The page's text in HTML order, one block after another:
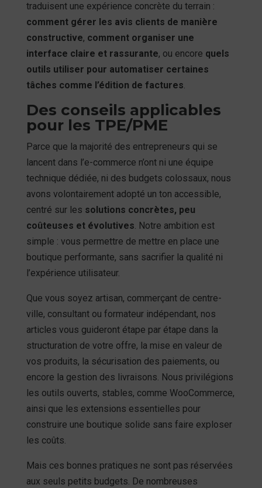
traduisent une expérience concrète du terrain :
comment gérer les avis clients de manière
constructive, comment organiser une
interface claire et rassurante, ou encore quels
outils utiliser pour automatiser certaines
tâches comme l’édition de factures.
Des conseils applicables
pour les TPE/PME
Parce que la majorité des entrepreneurs qui se
lancent dans l’e-commerce n’ont ni une équipe
technique dédiée, ni des budgets colossaux, nous
avons volontairement adopté un ton accessible,
centré sur les solutions concrètes, peu
coûteuses et évolutives. Notre ambition est
simple : vous permettre de mettre en place une
boutique performante, sans sacrifier la qualité ni
l’expérience utilisateur.
Que vous soyez artisan, commerçant de centre-
ville, consultant ou formateur indépendant, nos
articles vous guideront étape par étape dans la
structuration de votre offre, la mise en valeur de
vos produits, la sécurisation des paiements, ou
encore la gestion des livraisons. Nous privilégions
les outils ouverts, stables, comme WooCommerce,
ainsi que les extensions essentielles pour
construire une boutique solide sans faire exploser
les coûts.
Mais ces bonnes pratiques ne sont pas réservées
aux seuls petits budgets. De nombreuses